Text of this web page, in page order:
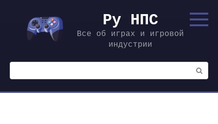
контенту
Ру НПС
Все об играх и игровой
индустрии
Поиск: